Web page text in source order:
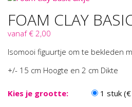
FOAM CLAY
vanaf € 2,00
Isomooi figuurtje om te bekleden
+/- 15 cm Hoogte en 2 cm Dikte
Kies je grootte:
1 stuk